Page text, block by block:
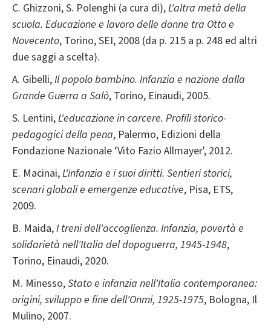
C. Ghizzoni, S. Polenghi (a cura di),L'altra metà della
scuola. Educazione e lavoro delle donne tra Otto e
Novecento, Torino, SEI, 2008 (da p. 215 a p. 248 ed altri
due saggi a scelta).
A. Gibelli,Il popolo bambino. Infanzia e nazione dalla
Grande Guerra a Salò, Torino, Einaudi, 2005.
S. Lentini,L'educazione in carcere. Profili storico-
pedagogici della pena, Palermo, Edizioni della
Fondazione Nazionale ‘Vito Fazio Allmayer', 2012.
E. Macinai,L'infanzia e i suoi diritti. Sentieri storici,
scenari globali e emergenze educative, Pisa, ETS,
2009.
B. Maida,I treni dell'accoglienza. Infanzia, povertà e
solidarietà nell'Italia del dopoguerra, 1945-1948,
Torino, Einaudi, 2020.
M. Minesso,Stato e infanzia nell'Italia contemporanea:
origini, sviluppo e fine dell'Onmi, 1925-1975, Bologna, Il
Mulino, 2007.